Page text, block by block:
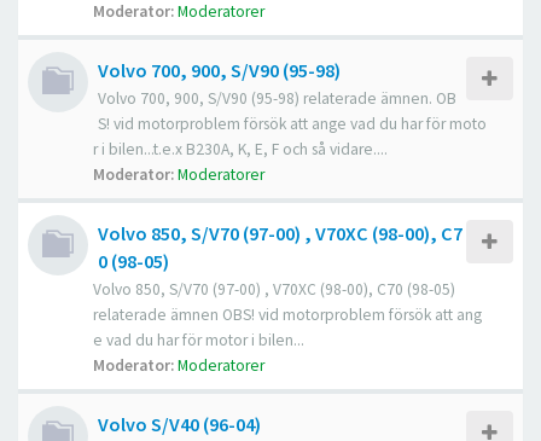
Moderator:Moderatorer
Volvo 700, 900, S/V90 (95-98)
Volvo 700, 900, S/V90 (95-98) relaterade ämnen. OB
S! vid motorproblem försök att ange vad du har för moto
r i bilen...t.e.x B230A, K, E, F och så vidare....
Moderator:Moderatorer
Volvo 850, S/V70 (97-00) , V70XC (98-00), C7
0 (98-05)
Volvo 850, S/V70 (97-00) , V70XC (98-00), C70 (98-05)
relaterade ämnen OBS! vid motorproblem försök att ang
e vad du har för motor i bilen...
Moderator:Moderatorer
Volvo S/V40 (96-04)